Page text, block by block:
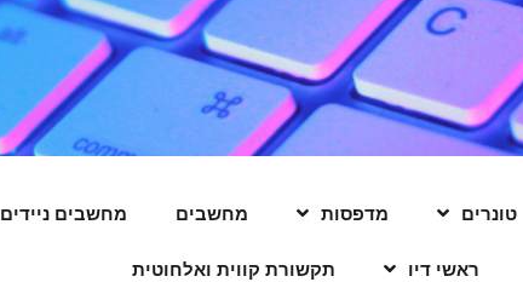
לחץ כאן
טונרים מדפסות מחשבים מחשבים ניידים
ראשי דיו תקשורת קווית ואלחוטית